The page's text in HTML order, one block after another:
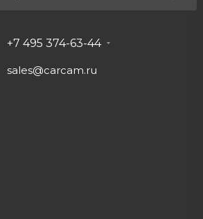
+7 495 374-63-44
sales@carcam.ru